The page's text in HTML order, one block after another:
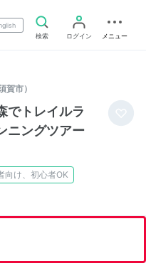
検索
ログイン メニュー
賀市）
でトレイルラ
ニングツアー
向け、初心者OK